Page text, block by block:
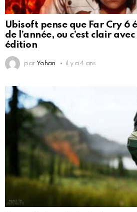
Ubisoft pense que Far Cry 6
de l’année, ou c’est clair
édition
par Yohan il y a 4 ans